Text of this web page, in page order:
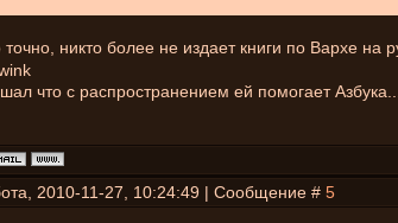
никто более не издает книги по Вархе на
что с распространением ей помогает
2010-11-27, 10:24:49 | Сообщение # 5